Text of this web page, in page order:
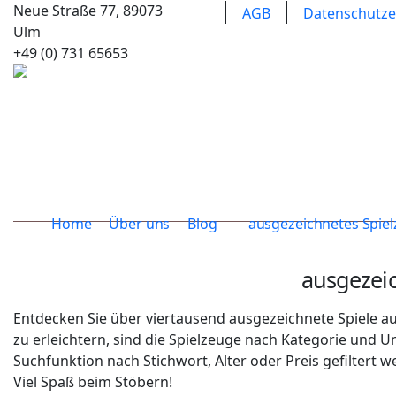
AGB
Neue Straße 77, 89073
Ulm
+49 (0) 731 65653
Home Über uns Blog ausgezeichnetes
Entdecken Sie über viertausend ausgezeichnete Spiele
zu erleichtern, sind die Spielzeuge nach Kategorie und
Suchfunktion nach Stichwort, Alter oder Preis gefiltert
Viel Spaß beim Stöbern!